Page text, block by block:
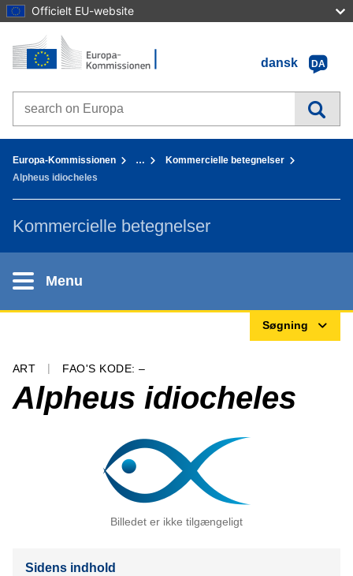
Officielt EU-website
Gå til indhold
Forside - Europa-Kommissionen
dansk
DA
Search on Europa websites
Europa-Kommissionen …
Kommercielle betegnelser
Alpheus idiocheles
Kommercielle betegnelser
Menu
Søgning
ART FAO'S KODE: –
Alpheus idiocheles
Billedet er ikke tilgængeligt
Sidens indhold